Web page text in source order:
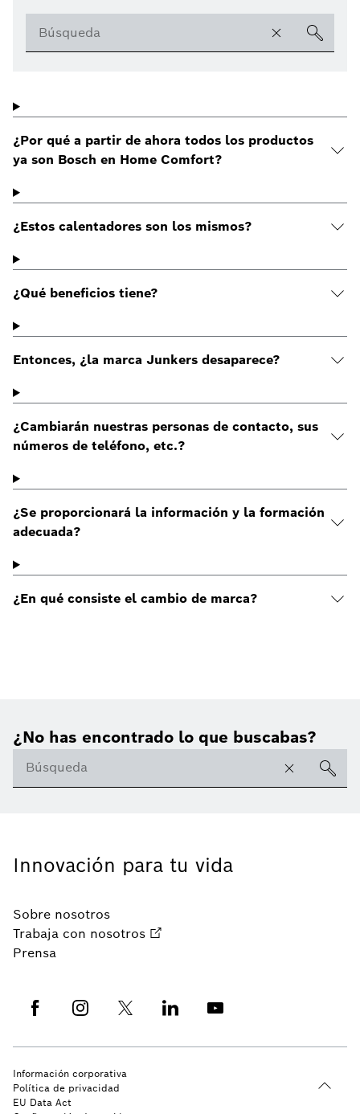
¿Por qué a partir de ahora todos los productos
ya son Bosch en Home Comfort?
¿Estos calentadores son los mismos?
¿Qué beneficios tiene?
Entonces, ¿la marca Junkers desaparece?
¿Cambiarán nuestras personas de contacto, sus
números de teléfono, etc.?
¿Se proporcionará la información y la formación
adecuada?
¿En qué consiste el cambio de marca?
¿No has encontrado lo que buscabas?
Innovación para tu vida
Sobre nosotros
Trabaja con nosotros
Prensa
Información corporativa
Política de privacidad
EU Data Act